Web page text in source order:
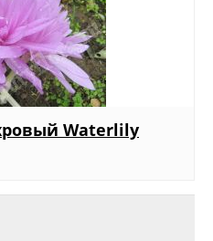
Waterlily